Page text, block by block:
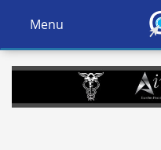
Ativar
Navegação
Menu